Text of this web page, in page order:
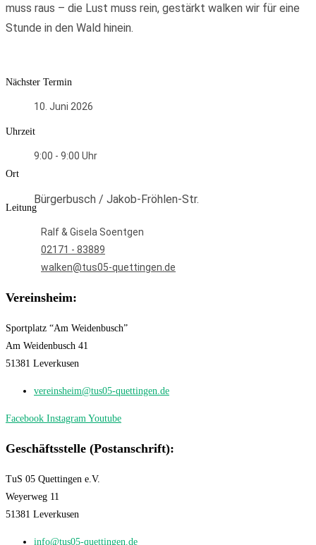
muss raus – die Lust muss rein, gestärkt walken wir für eine
Stunde in den Wald hinein.
Nächster Termin
10. Juni 2026
Uhrzeit
9:00 - 9:00
Ort
Bürgerbusch / Jakob-Fröhlen-Str.
Leitung
Ralf & Gisela Soentgen
02171 - 83889
walken@tus05-quettingen.de
Vereinsheim:
Sportplatz “Am Weidenbusch”
Am Weidenbusch 41
51381 Leverkusen
vereinsheim@tus05-quettingen.de
Facebook Instagram Youtube
Geschäftsstelle (Postanschrift):
TuS 05 Quettingen e.V.
Weyerweg 11
51381 Leverkusen
info@tus05-quettingen.de